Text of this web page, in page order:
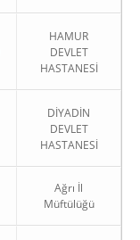
HAMUR
DEVLET
HASTANESİ
DİYADİN
DEVLET
HASTANESİ
Ağrı İl
Müftülüğü